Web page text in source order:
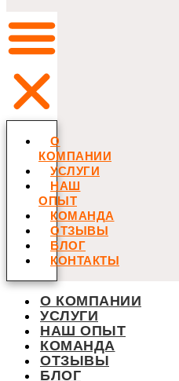
О
КОМПАНИИ
УСЛУГИ
НАШ
ОПЫТ
КОМАНДА
ОТЗЫВЫ
БЛОГ
КОНТАКТЫ
О КОМПАНИИ
УСЛУГИ
НАШ ОПЫТ
КОМАНДА
ОТЗЫВЫ
БЛОГ